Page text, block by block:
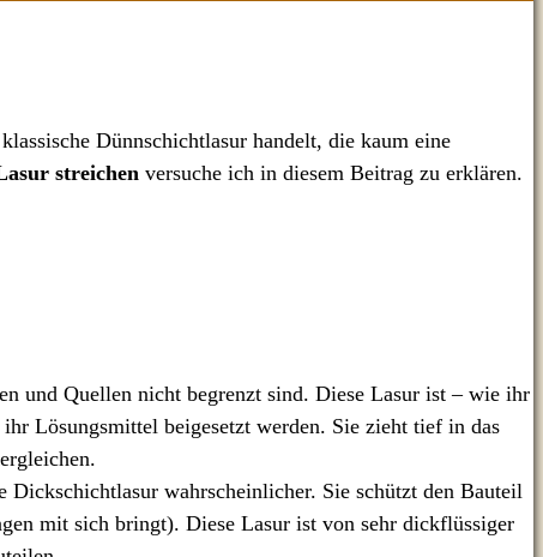
Dünnschichtlasur handelt, die kaum eine
streichen versuche ich in diesem Beitrag zu erklären.
und Quellen nicht begrenzt sind. Diese Lasur ist – wie ihr
Lösungsmittel beigesetzt werden. Sie zieht tief in das
wahrscheinlicher. Sie schützt den Bauteil
mit sich bringt). Diese Lasur ist von sehr dickflüssiger